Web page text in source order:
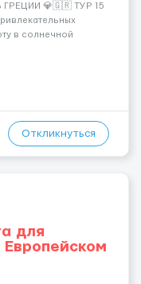
💎🇬🇷 ТУР 15
в солнечной
тебя! 🔹
Откликнуться
для